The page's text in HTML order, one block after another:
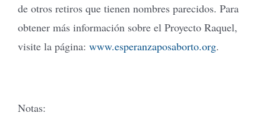
de otros retiros que tienen nombres parecidos. Para
obtener más información sobre el Proyecto Raquel,
visite la página: www.esperanzaposaborto.org.
Notas: